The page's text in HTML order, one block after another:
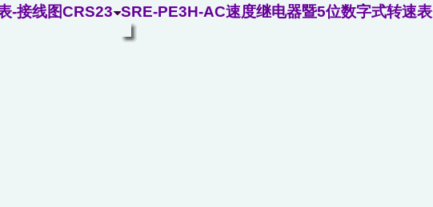
-接线图CRS23 SRE-PE3H-AC速度继电器暨5位数字式转速表